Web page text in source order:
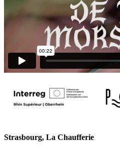
Strasbourg, La Chaufferie